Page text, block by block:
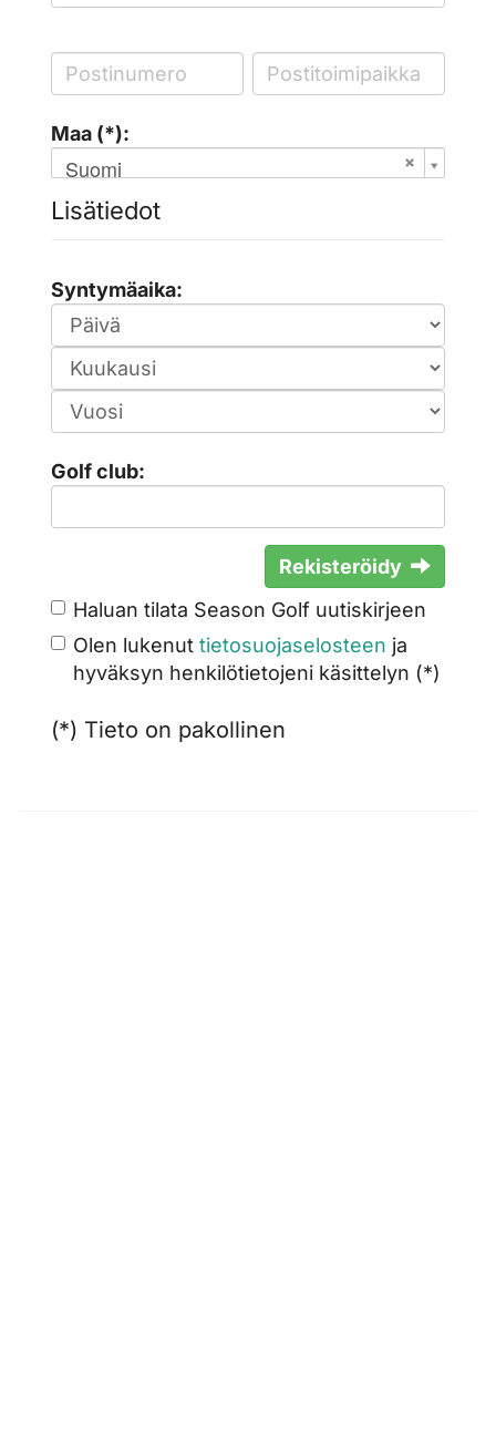
Maa (*):
Suomi
Lisätiedot
Syntymäaika:
Golf club:
Rekisteröidy
Haluan tilata Season Golf uutiskirjeen
Olen lukenut tietosuojaselosteen ja
hyväksyn henkilötietojeni käsittelyn (*)
(*) Tieto on pakollinen